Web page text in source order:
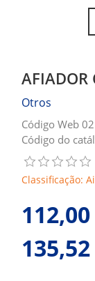
AFIADOR
Otros
Código Web
Código do
Classificação: